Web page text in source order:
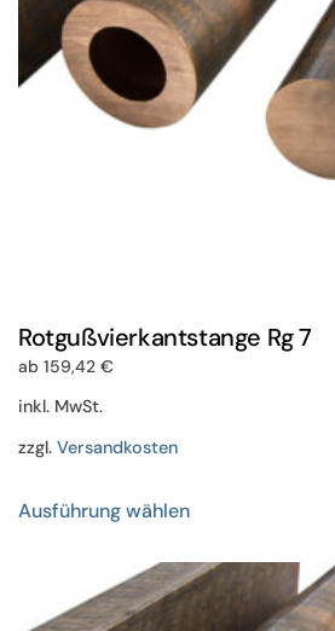
der
Produktseite
gewählt
werden
Rotgußvierkantstange Rg 7
ab 159,42 €
inkl. MwSt.
zzgl. Versandkosten
Ausführung wählenProdukt
mehrere
Varianten